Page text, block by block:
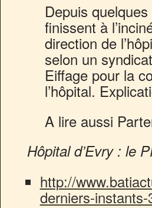
Depuis
finissent à
direction de
selon un
Eiffage pour la
l’hôpital.
A lire aussi
Hôpital d’Evry : le
http://
derniers-